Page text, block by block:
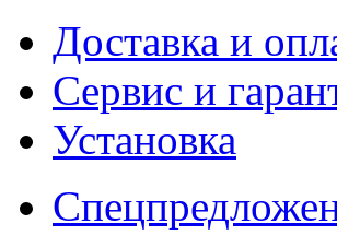
Доставка и
Сервис и
Установка